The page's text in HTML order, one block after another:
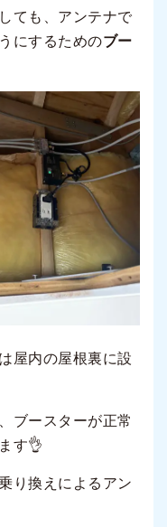
ても、アンテナで
にするためのブー
屋内の屋根裏に設
ブースターが正常
す👌
り換えによるアン